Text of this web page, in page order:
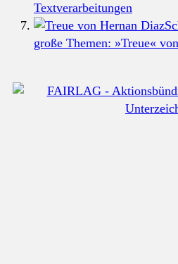
Textverarbeitungen
große Themen: »Treue«